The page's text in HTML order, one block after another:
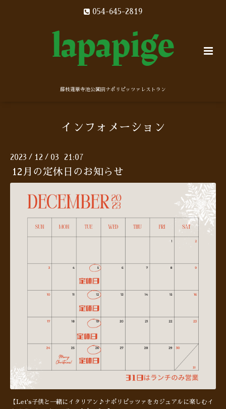
054-645-2819
藤枝蓮華寺池公園前ナポリピッツァレストラン
インフォメーション
2023 / 12 / 03 21:07
12月の定休日のお知らせ
【Let's子供と一緒にイタリアン♪ナポリピッツァをカジュアルに楽しむイ